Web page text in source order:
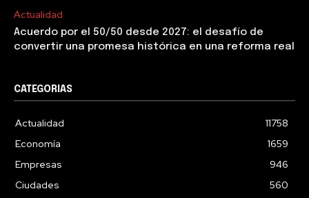
Actualidad
Acuerdo por el 50/50 desde 2027: el desafío de
convertir una promesa histórica en una reforma real
CATEGORIAS
Actualidad
11758
Economía
1659
Empresas
946
Ciudades
560